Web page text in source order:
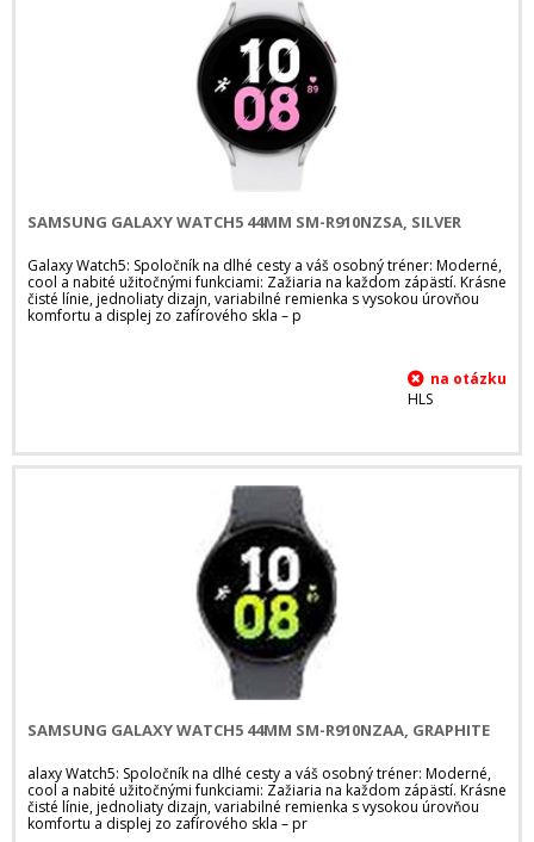
SAMSUNG GALAXY WATCH5 44MM SM-R910NZSA, SILVER
Galaxy Watch5: Spoločník na dlhé cesty a váš osobný tréner: Moderné,
cool a nabité užitočnými funkciami: Zažiaria na každom zápästí. Krásne
čisté línie, jednoliaty dizajn, variabilné remienka s vysokou úrovňou
komfortu a displej zo zafírového skla – p
HLS
SAMSUNG GALAXY WATCH5 44MM SM-R910NZAA, GRAPHITE
alaxy Watch5: Spoločník na dlhé cesty a váš osobný tréner: Moderné,
cool a nabité užitočnými funkciami: Zažiaria na každom zápästí. Krásne
čisté línie, jednoliaty dizajn, variabilné remienka s vysokou úrovňou
komfortu a displej zo zafírového skla – pr